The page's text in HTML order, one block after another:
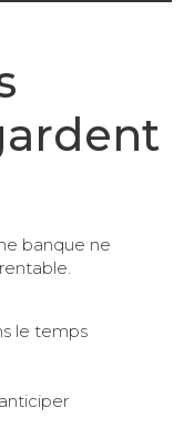
banque ne
le temps